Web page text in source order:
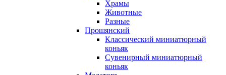
Храмы
Животные
Разные
Прошянский
Классический миниатюрный
коньяк
Сувенирный миниатюрный
коньяк